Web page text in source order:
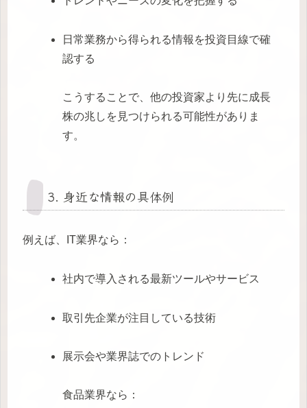
日常業務から得られる情報を投資目線で確
認する
こうすることで、他の投資家より先に成長
株の兆しを見つけられる可能性がありま
す。
3. 身近な情報の具体例
例えば、IT業界なら：
社内で導入される最新ツールやサービス
取引先企業が注目している技術
展示会や業界誌でのトレンド
食品業界なら：